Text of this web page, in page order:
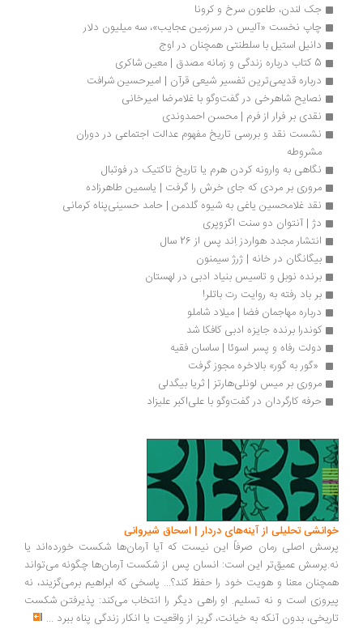
جک لندن، طاعون سرخ و کرونا
چاپ نخست «آلیس در سرزمین عجایب»، سه میلیون دلار
دانیل استیل با سلطنتی همچنان در اوج
درباره قدیمی‌ترین تفسیر شیعی قرآن | امیرحسین شرافت
نصایح شاهرخی در گفت‌وگو با غلامرضا امیرخانی
نقدی بر فرار از فرم | محسن احمدوندی
نشست نقد و بررسی تاریخ مفهوم عدالت اجتماعی در دوران
مشروطه
نگاهی به وارونه کردن هرم یا تاریخ تاکتیک در فوتبال
مروری بر مردی که جای خرش را گرفت | یاسمین طاهرزاده
نقد غلامحسین یاغی به شیوه گلدمن | حامد حسینی‌پناه کرمانی
دژ | آنتوان دو سنت اگزوپری
انتشار مجدد هواردز اِند پس از 26 سال
بیگانگان در خانه | ژرژ سیمنون
برنده نوبل و تاسیس بنیاد ادبی در لهستان
بر باد رفته به روایت رت باتلر!
درباره مهاجمان فضا | میلاد شاملو
کوندرا برنده جایزه ادبی کافکا شد
دولت رفاه و پسر اسوئا | ساسان فقیه
«گور به گور» بالاخره مجوز گرفت
مروری بر میس لونلی‌هارتز | ثریا بیگدلی
حرفه کارگردان در گفت‌وگو با علی‌اکبر علیزاد
تحلیلی از آینه‌های دردار | اسحاق شیروانی
اصلی رمان صرفاً این نیست که آیا آرمان‌ها شکست خورده‌اند یا
عمیق‌تر این است: انسان پس از شکست آرمان‌ها چگونه می‌تواند
معنا و هویت خود را حفظ کند؟... پاسخی که ابراهیم برمی‌گزیند، نه
است و نه تسلیم. او راهی دیگر را انتخاب می‌کند: پذیرفتن شکست
بدون آنکه به خیانت، گریز از واقعیت یا انکار زندگی پناه ببرد...